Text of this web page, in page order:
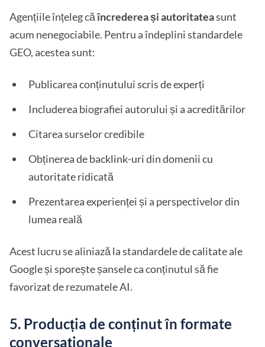
Agențiile înțeleg căîncrederea și autoritateasunt
acum nenegociabile. Pentru a îndeplini standardele
GEO, acestea sunt:
Publicarea conținutului scris de experți
Includerea biografiei autorului și a acreditărilor
Citarea surselor credibile
Obținerea de backlink-uri din domenii cu
autoritate ridicată
Prezentarea experienței și a perspectivelor din
lumea reală
Acest lucru se aliniază la standardele de calitate ale
Google și sporește șansele ca conținutul să fie
favorizat de rezumatele AI.
5. Producția de conținut în formate
conversaționale